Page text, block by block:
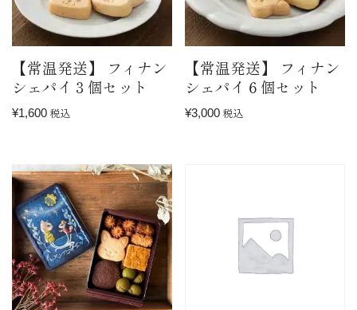
【常温発送】 フィナン
シェパイ３個セット
¥1,600 税込
【常温発送】 フィナン
シェパイ６個セット
¥3,000 税込